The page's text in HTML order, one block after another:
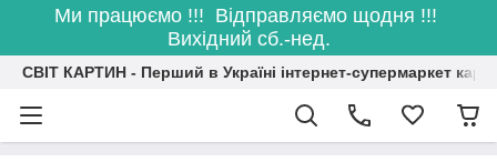
Ми працюємо !!! Відправляємо щодня !!!
Вихідний сб.-нед.
СВІТ КАРТИН - Перший в Україні інтернет-супермаркет